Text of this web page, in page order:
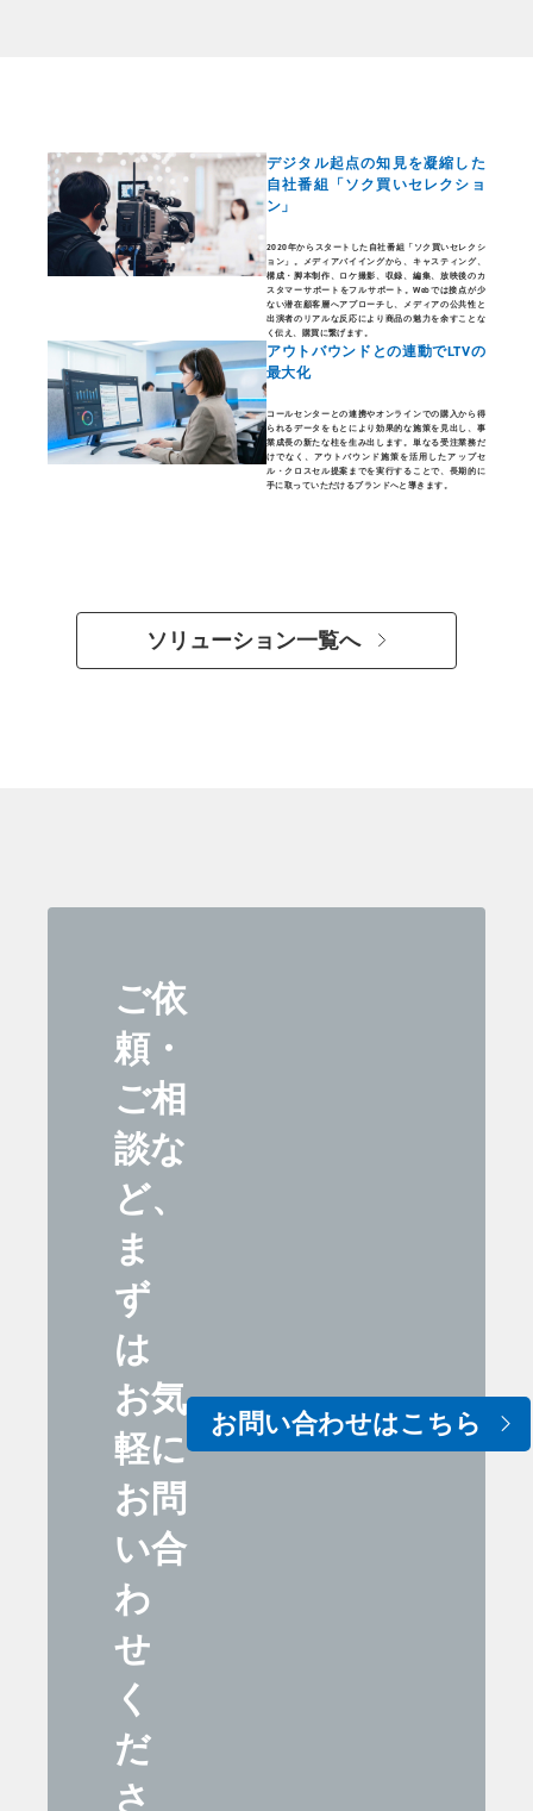
デジタル起点の知見を凝縮した
自社番組「ソク買いセレクショ
ン」
2020年からスタートした自社番組「ソク買いセレクシ
ョン」。メディアバイイングから、キャスティング、
構成・脚本制作、ロケ撮影、収録、編集、放映後のカ
スタマーサポートをフルサポート。Webでは接点が少
ない潜在顧客層へアプローチし、メディアの公共性と
出演者のリアルな反応により商品の魅力を余すことな
く伝え、購買に繋げます。
アウトバウンドとの連動でLTVの
最大化
コールセンターとの連携やオンラインでの購入から得
られるデータをもとにより効果的な施策を見出し、事
業成長の新たな柱を生み出します。単なる受注業務だ
けでなく、アウトバウンド施策を活用したアップセ
ル・クロスセル提案までを実行することで、長期的に
手に取っていただけるブランドへと導きます。
ソリューション一覧へ
ご依
頼・
ご相
談な
ど、
ま
ず
は
お気
軽に
お問
い合
わ
せ
く
だ
さ
お問い合わせはこちら